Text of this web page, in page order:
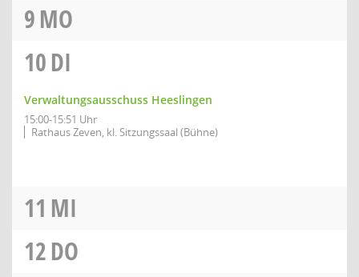
9MO
10DI
Verwaltungsausschuss Heeslingen
15:00-15:51 Uhr
Rathaus Zeven, kl. Sitzungssaal (Bühne)
11 MI
12DO